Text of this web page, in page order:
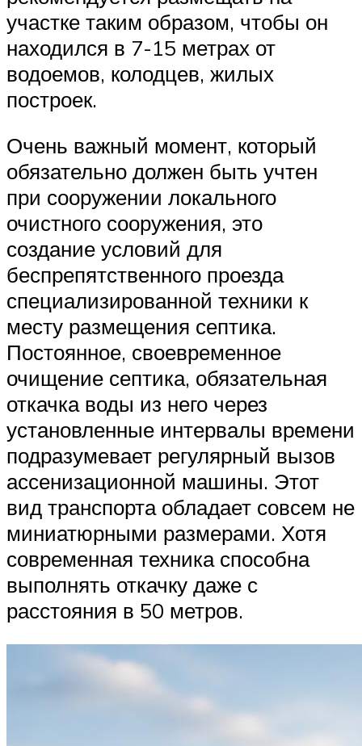
участке таким образом, чтобы он
находился в 7-15 метрах от
водоемов, колодцев, жилых
построек.
Очень важный момент, который
обязательно должен быть учтен
при сооружении локального
очистного сооружения, это
создание условий для
беспрепятственного проезда
специализированной техники к
месту размещения септика.
Постоянное, своевременное
очищение септика, обязательная
откачка воды из него через
установленные интервалы времени
подразумевает регулярный вызов
ассенизационной машины. Этот
вид транспорта обладает совсем не
миниатюрными размерами. Хотя
современная техника способна
выполнять откачку даже с
расстояния в 50 метров.